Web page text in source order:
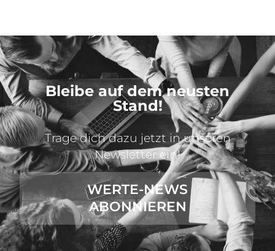
Bleibe auf dem neusten
Stand!
Trage dich dazu jetzt in unseren
Newsletter ein!
WERTE-NEWS
ABONNIEREN